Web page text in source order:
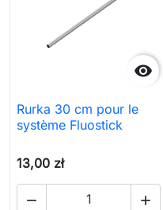

Rurka 30 cm pour le
système Fluostick
13,00 zł
 